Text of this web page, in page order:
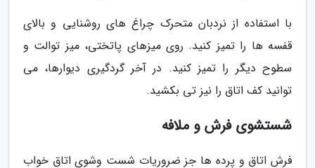
با استفاده از نردبان متحرک چراغ های روشنایی و بالای
قفسه ها را تمیز کنید. روی میزهای پاتختی، میز توالت و
سطوح دیگر را تمیز کنید. در آخر گردگیری دیوارها، می
توانید کف اتاق را نیز تی بکشید.
شستشوی فرش و ملافه
فرش اتاق و پرده ها جز ضروریات شست وشوی اتاق خواب